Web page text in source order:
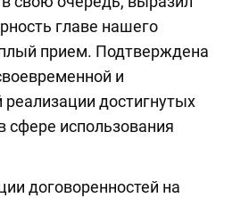
главе нашего
прием. Подтверждена
и
достигнутых
сфере использования
договоренностей на